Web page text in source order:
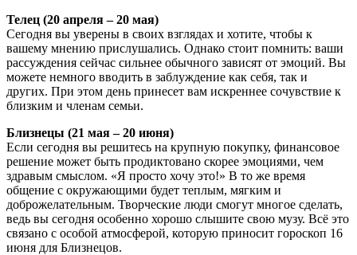
Телец (20 апреля – 20 мая)
Сегодня вы уверены в своих взглядах и хотите, чтобы к
вашему мнению прислушались. Однако стоит помнить: ваши
рассуждения сейчас сильнее обычного зависят от эмоций. Вы
можете немного вводить в заблуждение как себя, так и
других. При этом день принесет вам искреннее сочувствие к
близким и членам семьи.
Близнецы (21 мая – 20 июня)
Если сегодня вы решитесь на крупную покупку, финансовое
решение может быть продиктовано скорее эмоциями, чем
здравым смыслом. «Я просто хочу это!» В то же время
общение с окружающими будет теплым, мягким и
доброжелательным. Творческие люди смогут многое сделать,
ведь вы сегодня особенно хорошо слышите свою музу. Всё это
связано с особой атмосферой, которую приносит гороскоп 16
июня для Близнецов.